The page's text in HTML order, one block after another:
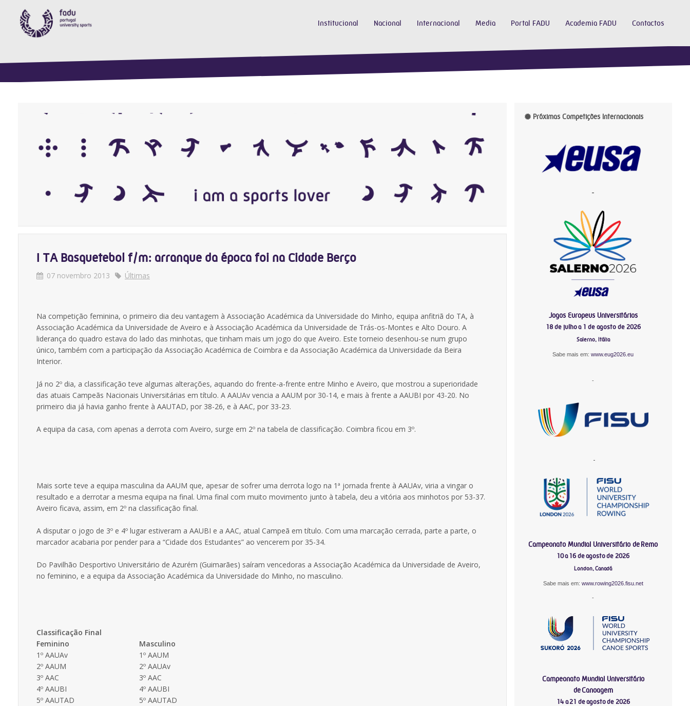
Institucional Nacional Internacional Media Portal FADU Academia FADU Contactos
I TA Basquetebol f/m: arranque da época foi na Cidade Berço
07 novembro 2013 Últimas
Na competição feminina, o primeiro dia deu vantagem à Associação Académica da Universidade do Minho, equipa anfitriã do TA, à
Associação Académica da Universidade de Aveiro e à Associação Académica da Universidade de Trás-os-Montes e Alto Douro. A
liderança do quadro estava do lado das minhotas, que tinham mais um jogo do que Aveiro. Este torneio desenhou-se num grupo
único, também com a participação da Associação Académica de Coimbra e da Associação Académica da Universidade da Beira
Interior.
Já no 2º dia, a classificação teve algumas alterações, aquando do frente-a-frente entre Minho e Aveiro, que mostrou a superioridade
das atuais Campeãs Nacionais Universitárias em título. A AAUAv vencia a AAUM por 30-14, e mais à frente a AAUBI por 43-20. No
primeiro dia já havia ganho frente à AAUTAD, por 38-26, e à AAC, por 33-23.
A equipa da casa, com apenas a derrota com Aveiro, surge em 2º na tabela de classificação. Coimbra ficou em 3º.
Mais sorte teve a equipa masculina da AAUM que, apesar de sofrer uma derrota logo na 1ª jornada frente à AAUAv, viria a vingar o
resultado e a derrotar a mesma equipa na final. Uma final com muito movimento junto à tabela, deu a vitória aos minhotos por 53-37.
Aveiro ficava, assim, em 2º na classificação final.
A disputar o jogo de 3º e 4º lugar estiveram a AAUBI e a AAC, atual Campeã em título. Com uma marcação cerrada, parte a parte, o
marcador acabaria por pender para a “Cidade dos Estudantes” ao vencerem por 35-34.
Do Pavilhão Desportivo Universitário de Azurém (Guimarães) saíram vencedoras a Associação Académica da Universidade de Aveiro,
no feminino, e a equipa da Associação Académica da Universidade do Minho, no masculino.
Classificação Final
Feminino
Masculino
1º AAUAv
1º AAUM
2º AAUM
2º AAUAv
3º AAC
3º AAC
4º AAUBI
4º AAUBI
5º AAUTAD
5º AAUTAD
Próximas Competições Internacionais
-
Jogos Europeus Universitários
18 de julho a 1 de agosto de 2026
Salerno, Itália
Sabe mais em:www.eug2026.eu
-
-
Campeonato Mundial Universitário de Remo
10 a 16 de agosto de 2026
London, Canadá
Sabe mais em: www.rowing2026.fisu.net
-
Campeonato Mundial Universitário
de Canoagem
14 a 21 de agosto de 2026